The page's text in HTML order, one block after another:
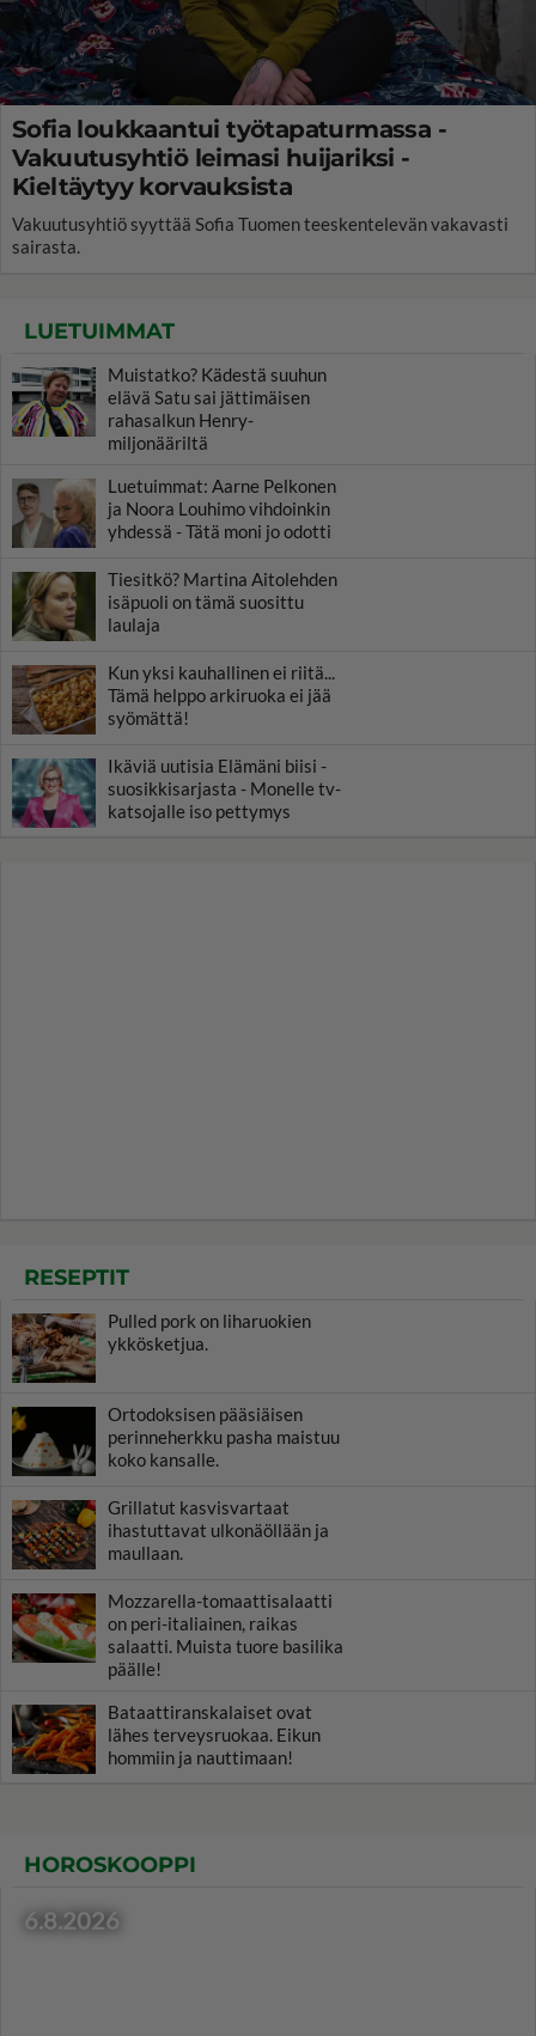
Sofia loukkaantui työtapaturmassa -
Vakuutusyhtiö leimasi huijariksi -
Kieltäytyy korvauksista
Vakuutusyhtiö syyttää Sofia Tuomen teeskentelevän vakavasti
sairasta.
LUETUIMMAT
Muistatko? Kädestä suuhun
elävä Satu sai jättimäisen
rahasalkun Henry-
miljonääriltä
Luetuimmat: Aarne Pelkonen
ja Noora Louhimo vihdoinkin
yhdessä - Tätä moni jo odotti
Tiesitkö? Martina Aitolehden
isäpuoli on tämä suosittu
laulaja
Kun yksi kauhallinen ei riitä...
Tämä helppo arkiruoka ei jää
syömättä!
Ikäviä uutisia Elämäni biisi -
suosikkisarjasta - Monelle tv-
katsojalle iso pettymys
RESEPTIT
Pulled pork on liharuokien
ykkösketjua.
Ortodoksisen pääsiäisen
perinneherkku pasha maistuu
koko kansalle.
Grillatut kasvisvartaat
ihastuttavat ulkonäöllään ja
maullaan.
Mozzarella-tomaattisalaatti
on peri-italiainen, raikas
salaatti. Muista tuore basilika
päälle!
Bataattiranskalaiset ovat
lähes terveysruokaa. Eikun
hommiin ja nauttimaan!
HOROSKOOPPI
6.8.2026